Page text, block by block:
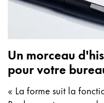
Un morceau
pour votre
« La forme suit la